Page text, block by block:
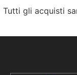
Vai
Tutti gli acquisti